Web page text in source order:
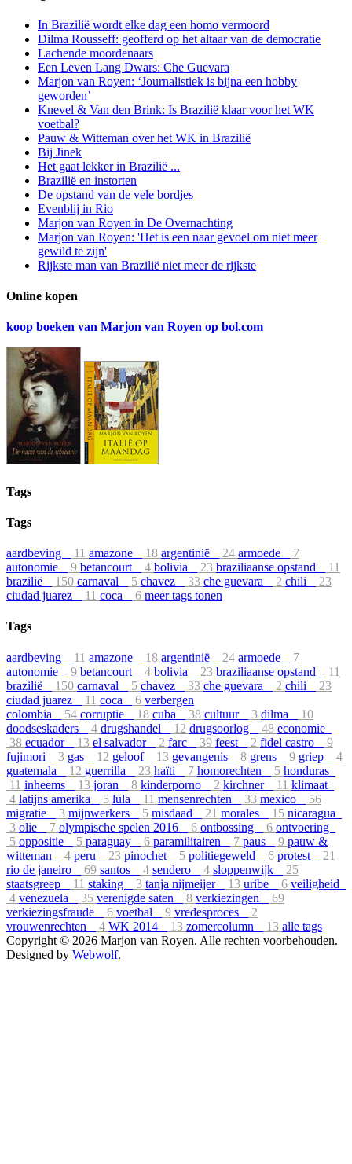
In Brazilië wordt elke dag een homo vermoord
Dilma Rousseff: geofferd op het altaar van de democratie
Lachende moordenaars
Een Leven Lang Dwars: Che Guevara
Marjon van Royen: ‘Journalistiek is bijna een hobby
geworden’
Knevel & Van den Brink: Is Brazilië klaar voor het WK
voetbal?
Pauw & Witteman over het WK in Brazilië
Bij Jinek
Het gaat lekker in Brazilië ...
Brazilië en instorten
De opstand van de vele bordjes
Evenblij in Rio
Marjon van Royen in De Overnachting
Marjon van Royen: 'Het is een naar gevoel om niet meer
gewild te zijn'
Rijkste man van Brazilië niet meer de rijkste
Online kopen
koop boeken van Marjon van Royen op bol.com
Tags
Tags
aardbeving 11 amazone 18 argentinië 24 armoede
7
autonomie
9 betancourt 4 bolivia 23 braziliaanse opstand
11
brazilië
150 carnaval 5 chavez 33 che guevara 2 chili
23
ciudad juarez
11 coca 6 meer tags tonen
Tags
aardbeving 11 amazone 18 argentinië 24 armoede
7
autonomie
9 betancourt 4 bolivia 23 braziliaanse opstand
11
brazilië
150 carnaval 5 chavez 33 che guevara 2 chili
23
ciudad juarez
11 coca 6 verbergen
colombia
54 corruptie 18 cuba 38 cultuur 3 dilma
10
doodseskaders
4 drugshandel 12 drugsoorlog 48 economie
38 ecuador 13 el salvador 2 farc 39 feest 2 fidel castro
9
fujimori
3 gas 12 geloof 13 gevangenis 8 grens 9 griep
4
guatemala
12 guerrilla 23 haïti 7 homorechten 5 honduras
11 inheems 13 joran 8 kinderporno 2 kirchner 11 klimaat
4 latijns amerika 5 lula 11 mensenrechten 33 mexico
56
migratie
3 mijnwerkers 5 misdaad 21 morales 15 nicaragua
3 olie 7 olympische spelen 2016 6 ontbossing 6 ontvoering
5 oppositie 5 paraguay 6 paramilitairen 7 paus 9 pauw &
witteman
4 peru 23 pinochet 5 politiegeweld 6 protest
21
rio de janeiro
69 santos 4 sendero 4 sloppenwijk
25
staatsgreep
11 staking 3 tanja nijmeijer 13 uribe 6 veiligheid
4 venezuela 35 verenigde saten 8 verkiezingen
69
verkiezingsfraude
6 voetbal 9 vredesproces
2
vrouwenrechten
4 WK 2014 13 zomercolumn 13 alle tags
Copyright © 2026 Marjon van Royen. Alle rechten voorbehouden.
Designed by Webwolf.